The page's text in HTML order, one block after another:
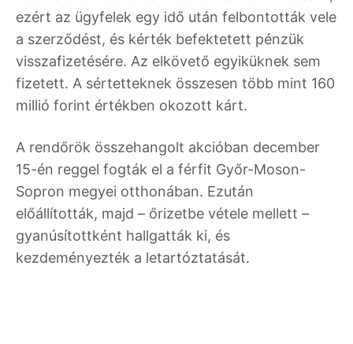
ezért az ügyfelek egy idő után felbontották vele
a szerződést, és kérték befektetett pénzük
visszafizetésére. Az elkövető egyiküknek sem
fizetett. A sértetteknek összesen több mint 160
millió forint értékben okozott kárt.
A rendőrök összehangolt akcióban december
15-én reggel fogták el a férfit Győr-Moson-
Sopron megyei otthonában. Ezután
előállították, majd – őrizetbe vétele mellett –
gyanúsítottként hallgatták ki, és
kezdeményezték a letartóztatását.